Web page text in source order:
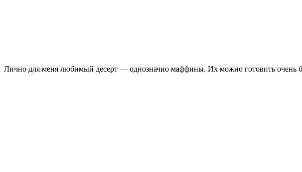
Лично для меня любимый десерт — однозначно маффины. Их можно готовить очень